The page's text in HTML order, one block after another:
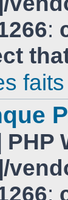
:
faits
PHP
: